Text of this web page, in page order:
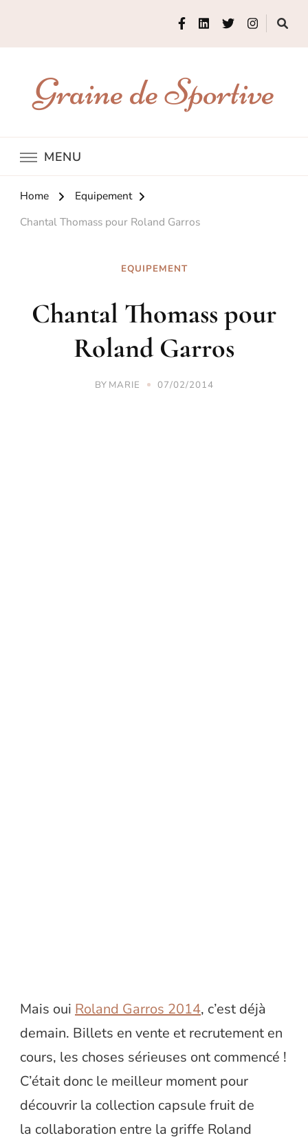
Graine de Sportive
MENU
Home
Equipement
Chantal Thomass pour Roland Garros
EQUIPEMENT
Chantal Thomass pour
Roland Garros
BY MARIE 07/02/2014
Mais oui Roland Garros 2014, c’est déjà
demain. Billets en vente et recrutement en
cours, les choses sérieuses ont commencé !
C’était donc le meilleur moment pour
découvrir la collection capsule fruit de
la collaboration entre la griffe Roland